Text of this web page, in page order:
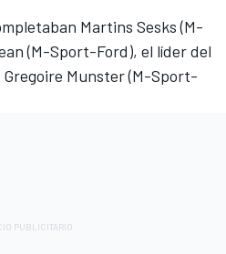
Martins Sesks (M-
(M-Sport-Ford), el líder del
Gregoire Munster(M-Sport-